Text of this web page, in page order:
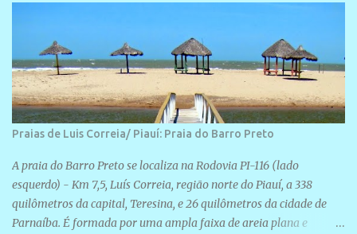
Praias de Luis Correia/ Piauí: Praia do Barro Preto
A praia do Barro Preto se localiza na Rodovia PI-116 (lado
esquerdo) - Km 7,5, Luís Correia, região norte do Piauí, a 338
quilômetros da capital, Teresina, e 26 quilômetros da cidade de
Parnaíba. É formada por uma ampla faixa de areia plana e